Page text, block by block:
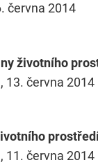
června 2014
životního
13. června 2014
11. června 2014